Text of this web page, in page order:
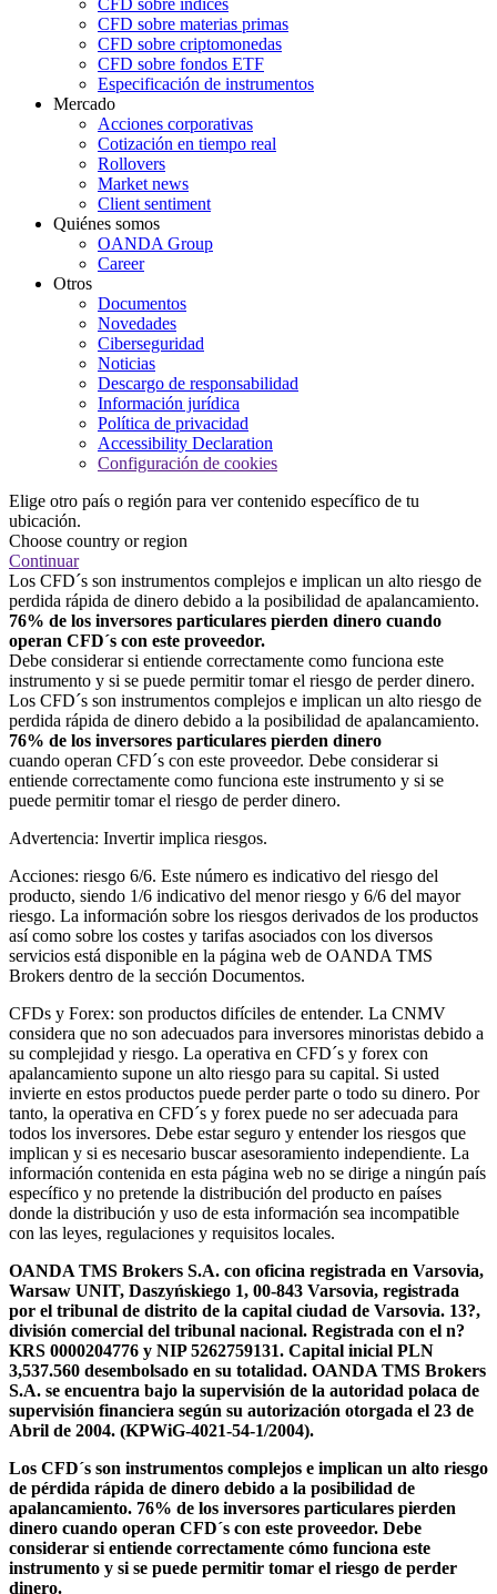
CFD sobre índices
CFD sobre materias primas
CFD sobre criptomonedas
CFD sobre fondos ETF
Especificación de instrumentos
Mercado
Acciones corporativas
Cotización en tiempo real
Rollovers
Market news
Client sentiment
Quiénes somos
OANDA Group
Career
Otros
Documentos
Novedades
Ciberseguridad
Noticias
Descargo de responsabilidad
Información jurídica
Política de privacidad
Accessibility Declaration
Configuración de cookies
Elige otro país o región para ver contenido específico de tu
ubicación.
Choose country or region
Continuar
Los CFD´s son instrumentos complejos e implican un alto riesgo de
perdida rápida de dinero debido a la posibilidad de apalancamiento.
76% de los inversores particulares pierden dinero cuando
operan CFD´s con este proveedor.
Debe considerar si entiende correctamente como funciona este
instrumento y si se puede permitir tomar el riesgo de perder dinero.
Los CFD´s son instrumentos complejos e implican un alto riesgo de
perdida rápida de dinero debido a la posibilidad de apalancamiento.
76% de los inversores particulares pierden dinero
cuando operan CFD´s con este proveedor. Debe considerar si
entiende correctamente como funciona este instrumento y si se
puede permitir tomar el riesgo de perder dinero.
Advertencia: Invertir implica riesgos.
Acciones: riesgo 6/6. Este número es indicativo del riesgo del
producto, siendo 1/6 indicativo del menor riesgo y 6/6 del mayor
riesgo. La información sobre los riesgos derivados de los productos
así como sobre los costes y tarifas asociados con los diversos
servicios está disponible en la página web de OANDA TMS
Brokers dentro de la sección Documentos.
CFDs y Forex: son productos difíciles de entender. La CNMV
considera que no son adecuados para inversores minoristas debido a
su complejidad y riesgo. La operativa en CFD´s y forex con
apalancamiento supone un alto riesgo para su capital. Si usted
invierte en estos productos puede perder parte o todo su dinero. Por
tanto, la operativa en CFD´s y forex puede no ser adecuada para
todos los inversores. Debe estar seguro y entender los riesgos que
implican y si es necesario buscar asesoramiento independiente. La
información contenida en esta página web no se dirige a ningún país
específico y no pretende la distribución del producto en países
donde la distribución y uso de esta información sea incompatible
con las leyes, regulaciones y requisitos locales.
OANDA TMS Brokers S.A. con oficina registrada en Varsovia,
Warsaw UNIT, Daszyńskiego 1, 00-843 Varsovia, registrada
por el tribunal de distrito de la capital ciudad de Varsovia. 13?,
división comercial del tribunal nacional. Registrada con el n?
KRS 0000204776 y NIP 5262759131. Capital inicial PLN
3,537.560 desembolsado en su totalidad. OANDA TMS Brokers
S.A. se encuentra bajo la supervisión de la autoridad polaca de
supervisión financiera según su autorización otorgada el 23 de
Abril de 2004. (KPWiG-4021-54-1/2004).
Los CFD´s son instrumentos complejos e implican un alto riesgo
de pérdida rápida de dinero debido a la posibilidad de
apalancamiento. 76% de los inversores particulares pierden
dinero cuando operan CFD´s con este proveedor. Debe
considerar si entiende correctamente cómo funciona este
instrumento y si se puede permitir tomar el riesgo de perder
dinero.